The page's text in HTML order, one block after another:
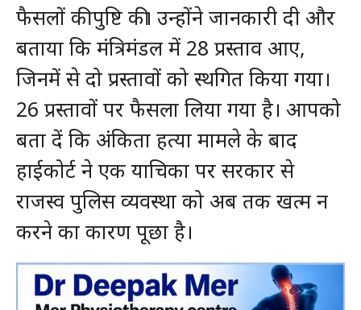
फैसलों की पुष्टि की। उन्होंने जानकारी दी और
बताया कि मंत्रिमंडल में 28 प्रस्ताव आए,
जिनमें से दो प्रस्तावों को स्थगित किया गया।
26 प्रस्तावों पर फैसला लिया गया है। आपको
बता दें कि अंकिता हत्या मामले के बाद
हाईकोर्ट ने एक याचिका पर सरकार से
राजस्व पुलिस व्यवस्था को अब तक खत्म न
करने का कारण पूछा है।